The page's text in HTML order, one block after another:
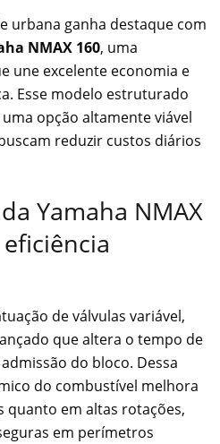
urbana ganha destaque com
NMAX 160, uma
une excelente economia e
Esse modelo estruturado
opção altamente viável
reduzir custos diários
Yamaha NMAX
de válvulas variável,
que altera o tempo de
do bloco. Dessa
do combustível melhora
quanto em altas rotações,
em perímetros